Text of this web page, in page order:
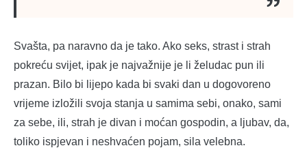
Svašta, pa naravno da je tako. Ako seks, strast i strah
pokreću svijet, ipak je najvažnije je li želudac pun ili
prazan. Bilo bi lijepo kada bi svaki dan u dogovoreno
vrijeme izložili svoja stanja u samima sebi, onako, sami
za sebe, ili, strah je divan i moćan gospodin, a ljubav, da,
toliko ispjevan i neshvaćen pojam, sila velebna.